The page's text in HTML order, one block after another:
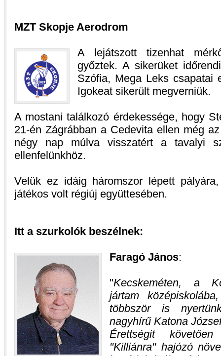
MZT Skopje Aerodrom
A lejátszott tizenhat
győztek. A sikerüket
Szófia, Mega Leks csapatai
Igokeat sikerült megverniük.
A mostani találkozó érdekessége, hogy
21-én Zágrábban a Cedevita ellen még
négy nap múlva visszatért a tavalyi
ellenfelünkhöz.
Velük ez idáig háromszor lépett
játékos volt régiúj együttesében.
Itt a szurkolók beszélnek:
Faragó János:
Kecskeméten, a
jártam
többször is
nagyhírű Katona
Érettségit
"Killiánra" hajózó